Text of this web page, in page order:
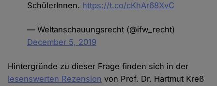
SchülerInnen. https://t.co/cKhAr68XvC
— Weltanschauungsrecht (@ifw_recht)
December 5, 2019
Hintergründe zu dieser Frage finden sich in der
lesenswerten Rezension von Prof. Dr. Hartmut Kreß